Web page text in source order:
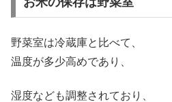
野菜室は冷蔵庫と比べて、
温度が多少高めであり、
湿度なども調整されており、